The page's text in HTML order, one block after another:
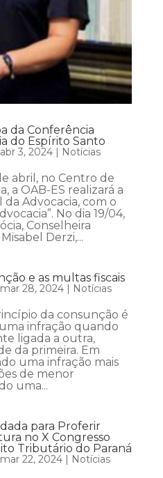
da Conferência
do Espírito Santo
abr 3, 2024| Notícias
abril, no Centro de
a OAB-ES realizará a
Advocacia, com o
No dia 19/04,
Conselheira
Derzi,...
e as multas fiscais
mar 28, 2024| Notícias
da consunção é
infração quando
ligada a outra,
da primeira. Em
uma infração mais
de menor
uma...
para Proferir
no X Congresso
Tributário do Paraná
mar 22, 2024| Notícias